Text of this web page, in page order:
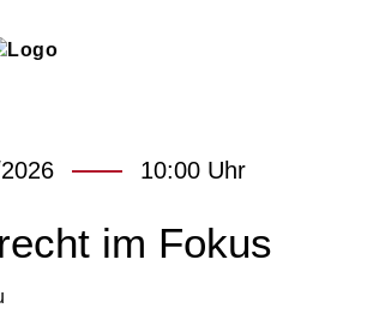
10:00
im Fokus